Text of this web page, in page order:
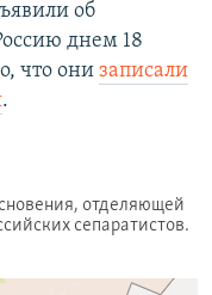
об
днем 18
что они записали
.